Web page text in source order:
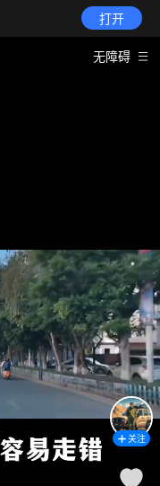
打开
无障碍
关注